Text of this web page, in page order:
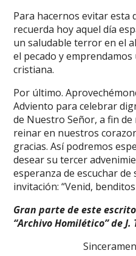
Para hacernos evitar esta
recuerda hoy aquel día
un saludable terror en el
el pecado y emprendamos
cristiana.
Por último.
Adviento para celebrar
de Nuestro Señor, a fin de
reinar en nuestros
gracias. Así podremos
desear su tercer
esperanza de escuchar de
invitación: “Venid,
Gran parte de este
“Archivo Homilético” de